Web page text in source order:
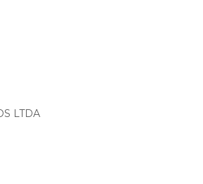
LTDA